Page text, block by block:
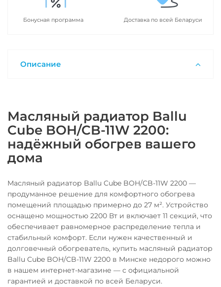
Бонусная программа Доставка по всей Беларуси
Описание
Масляный радиатор Ballu
Cube BOH/CB-11W 2200:
надёжный обогрев вашего
дома
Масляный радиатор Ballu Cube BOH/CB-11W 2200 —
продуманное решение для комфортного обогрева
помещений площадью примерно до 27 м². Устройство
оснащено мощностью 2200 Вт и включает 11 секций, что
обеспечивает равномерное распределение тепла и
стабильный комфорт. Если нужен качественный и
долговечный обогреватель, купить масляный радиатор
Ballu Cube BOH/CB-11W 2200 в Минске недорого можно
в нашем интернет-магазине — с официальной
гарантией и доставкой по всей Беларуси.